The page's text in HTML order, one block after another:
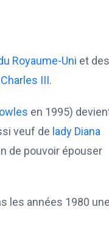
Royaume-Uni et des
Charles III.
en 1995)
veuf de lady Diana
de pouvoir épouser
les années 1980